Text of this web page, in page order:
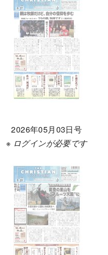
2026年05月03日号
※ ログインが必要です